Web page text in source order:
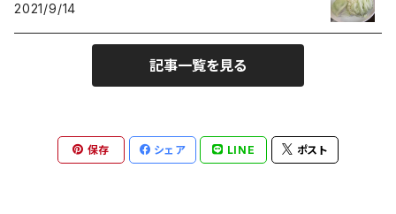
2021/9/14
記事一覧を見る
保存 シェア LINE ポスト